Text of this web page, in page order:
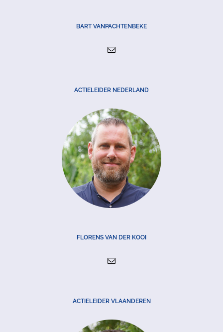
BART VANPACHTENBEKE
ACTIELEIDER NEDERLAND
FLORENS VAN DER KOOI
ACTIELEIDER VLAANDEREN